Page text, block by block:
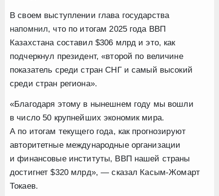
В своем выступлении глава государства
напомнил, что по итогам 2025 года ВВП
Казахстана составил $306 млрд и это, как
подчеркнул президент, «второй по величине
показатель среди стран СНГ и самый высокий
среди стран региона».
«Благодаря этому в нынешнем году мы вошли
в число 50 крупнейших экономик мира.
А по итогам текущего года, как прогнозируют
авторитетные международные организации
и финансовые институты, ВВП нашей страны
достигнет $320 млрд», — сказал Касым-Жомарт
Токаев.